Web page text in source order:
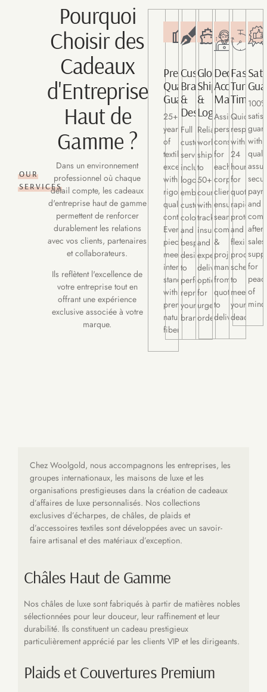
OUR
SERVICES
Pourquoi
Choisir des
Cadeaux
d'Entreprise
Haut de
Gamme ?
Dans un environnement
professionnel où chaque
détail compte, les cadeaux
d'entreprise haut de gamme
permettent de renforcer
durablement les relations
avec vos clients, partenaires
et collaborateurs.
Ils reflètent l'excellence de
votre entreprise tout en
offrant une expérience
exclusive associée à votre
marque.
Premium
Quality
Guaranteed
25+
years
of
textile
excellence
with
rigorous
quality
control.
Every
piece
meets
international
standards
with
premium
natural
fibers.
Custom
Branding
&
Design
Full
customization
services
including
logo
embroidery,
custom
colors,
and
bespoke
designs
to
perfectly
represent
your
brand.
Global
Shipping
&
Logistics
Reliable
worldwide
shipping
to
50+
countries
with
tracking,
insurance,
and
expedited
delivery
options
for
urgent
orders.
Dedicated
Account
Assigned
personal
consultant
for
each
corporate
client,
ensuring
seamless
&
project
management
from
quote
to
delivery.
Fast
Times
Quick
response
within
24
hours
for
quotes,
rapid
and
flexible
schedules
to
meet
your
deadlines.
100%
with
and
after-
sales
for
of
Chez Woolgold, nous accompagnons les entreprises, les
groupes internationaux, les maisons de luxe et les
organisations prestigieuses dans la création de cadeaux
d’affaires de luxe personnalisés. Nos collections
exclusives d’écharpes, de châles, de plaids et
d’accessoires textiles sont développées avec un savoir-
faire artisanal et des matériaux d’exception.
Châles Haut de Gamme
Nos châles de luxe sont fabriqués à partir de matières nobles
sélectionnées pour leur douceur, leur raffinement et leur
durabilité. Ils constituent un cadeau prestigieux
particulièrement apprécié par les clients VIP et les dirigeants.
Plaids et Couvertures Premium